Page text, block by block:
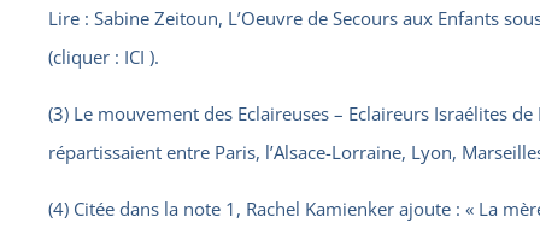
Lire : Sabine Zeitoun, L’Oeuvre de Secours aux Enfants
(cliquer : ICI ).
(3) Le mouvement des Eclaireuses – Eclaireurs Israélites
répartissaient entre Paris, l’Alsace-Lorraine, Lyon,
(4) Citée dans la note 1, Rachel Kamienker ajoute : « La